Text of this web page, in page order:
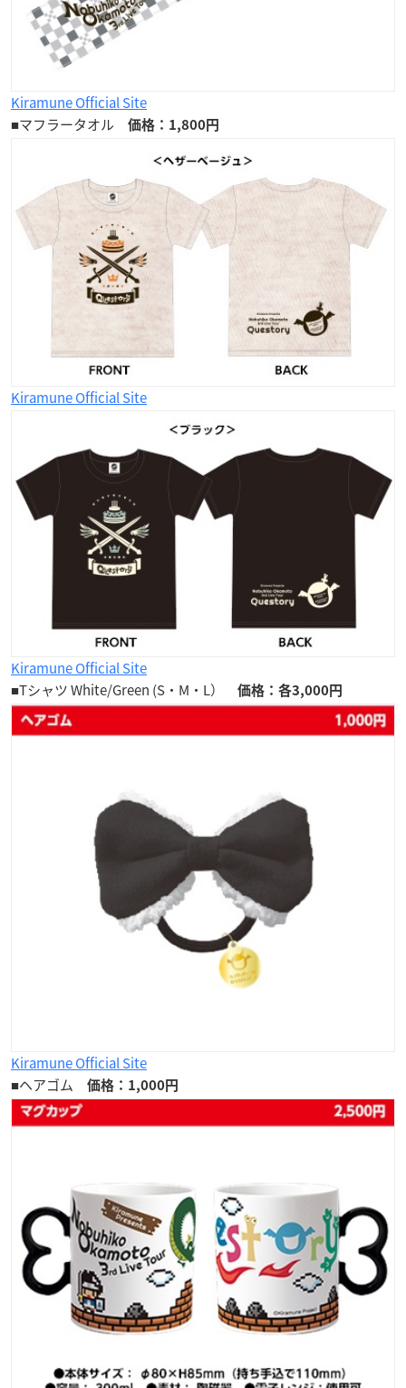
Kiramune Official Site
■マフラータオル
価格：1,800円
Kiramune Official Site
Kiramune Official Site
■Tシャツ White/Green (S・M・L）
価格：各3,000円
Kiramune Official Site
■ヘアゴム
価格：1,000円